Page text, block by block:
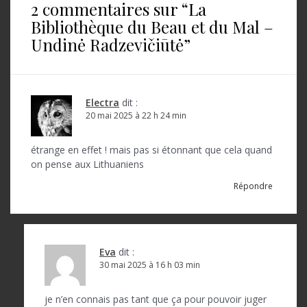
’
2 commentaires sur “La
Bibliothèque du Beau et du Mal –
Undinė Radzevičiūtė”
Electra dit :
20 mai 2025 à 22 h 24 min
étrange en effet ! mais pas si étonnant que cela quand
on pense aux Lithuaniens
Répondre
Eva dit :
30 mai 2025 à 16 h 03 min
je n’en connais pas tant que ça pour pouvoir juger